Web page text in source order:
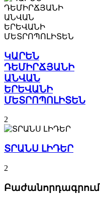
ԿԱՐԵՆ
ԴԵՄԻՐՃՅԱՆԻ
ԱՆՎԱՆ
ԵՐԵՎԱՆԻ
ՄԵՏՐՈՊՈԼԻՏԵՆ
2
ՏՐԱՆՍ ԼԻԴԵՐ
2
Բաժանորդագրում